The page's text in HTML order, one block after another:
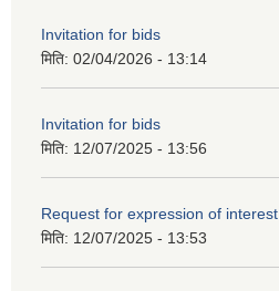
Invitation for bids
मिति: 02/04/2026 - 13:14
Invitation for bids
मिति: 12/07/2025 - 13:56
Request for expression of interest
मिति: 12/07/2025 - 13:53